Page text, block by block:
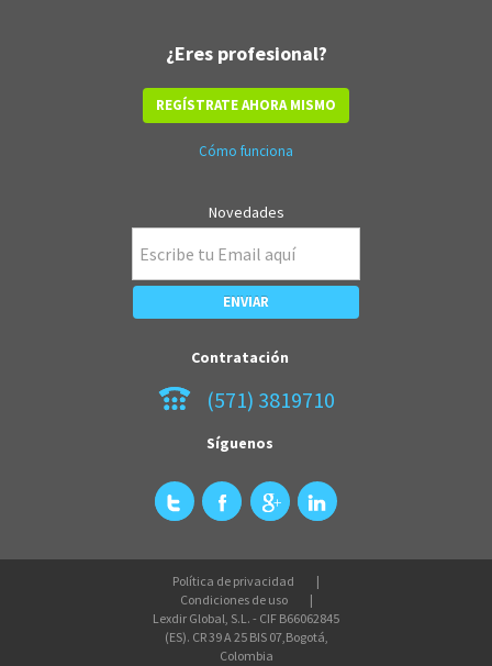
¿Eres profesional?
REGÍSTRATE AHORA MISMO
Cómo funciona
Novedades
Contratación
(571) 3819710
Síguenos
Política de privacidad
Condiciones de uso
Lexdir Global, S.L. - CIF B66062845
(ES). CR 39 A 25 BIS 07,Bogotá,
Colombia